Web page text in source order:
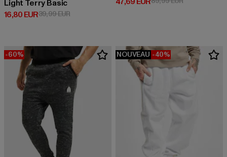
Light Terry Basic
16,80 EUR
Prix courant: 16,80 EUR
39,99 EURPrix en promotion: 39,99 EUR
-60% NOUVEAU -40%